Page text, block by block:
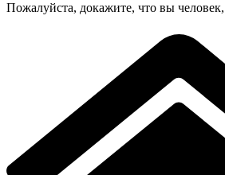
Пожалуйста, докажите, что вы